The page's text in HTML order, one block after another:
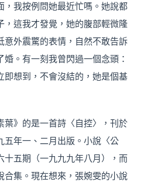
，我按例問她最近忙嗎。她說都
，這我才發覺，她的腹部輕微隆
意外震驚的表情，自然不敢告訴
。有一刻我曾閃過一個念頭：
即想到，不會沒結的，她是個基
葉》的是一首詩〈自控〉，刊於
五年一、二月出版。小說〈公
十五期（一九九九年八月），而
合集。現在想來，張婉雯的小說